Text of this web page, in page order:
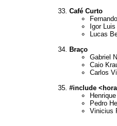
Café Curto
Igor
Lucas
Braço
Gabriel
Caio
Carlos
#include
Pedro
Vinicius